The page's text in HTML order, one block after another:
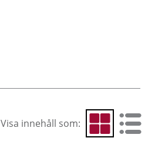
Visa innehåll som: Visa som rutnät
Visa som